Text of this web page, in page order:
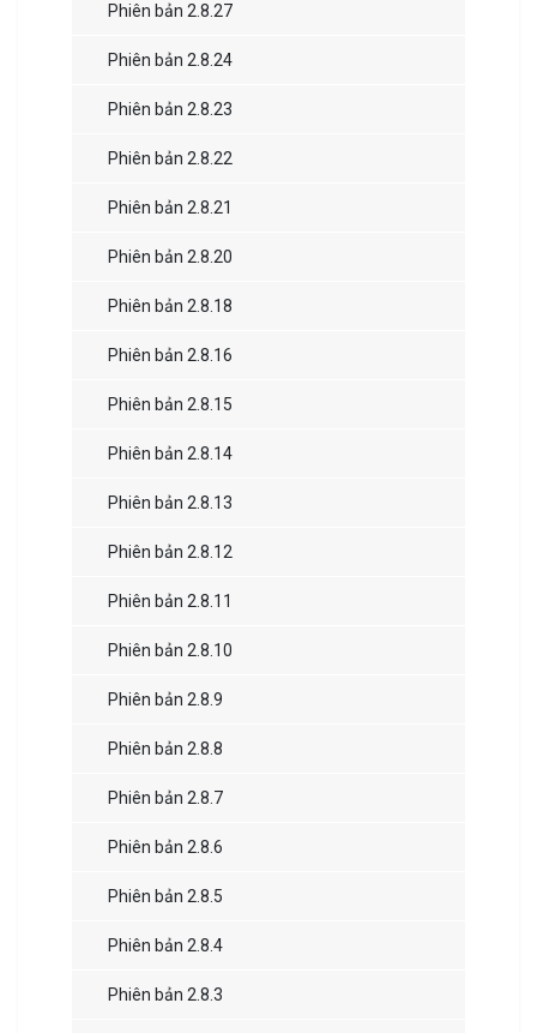
Phiên bản 2.8.27
Phiên bản 2.8.24
Phiên bản 2.8.23
Phiên bản 2.8.22
Phiên bản 2.8.21
Phiên bản 2.8.20
Phiên bản 2.8.18
Phiên bản 2.8.16
Phiên bản 2.8.15
Phiên bản 2.8.14
Phiên bản 2.8.13
Phiên bản 2.8.12
Phiên bản 2.8.11
Phiên bản 2.8.10
Phiên bản 2.8.9
Phiên bản 2.8.8
Phiên bản 2.8.7
Phiên bản 2.8.6
Phiên bản 2.8.5
Phiên bản 2.8.4
Phiên bản 2.8.3